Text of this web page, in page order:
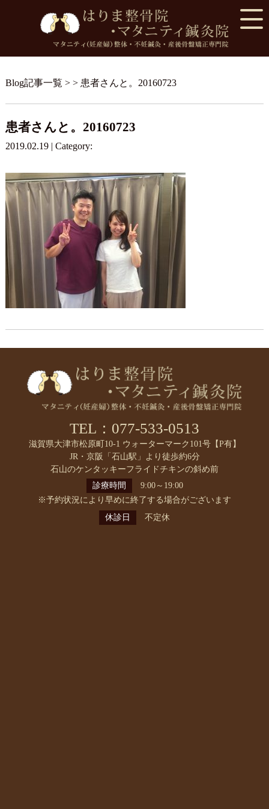
Blog記事一覧 > > 患者さんと。20160723
患者さんと。20160723
2019.02.19 | Category:
TEL：077-533-0513
滋賀県大津市松原町10-1 ウォーターマーク101号【P有】
JR・京阪「石山駅」より徒歩約6分
石山のケンタッキーフライドチキンの斜め前
診療時間
9:00～19:00
※予約状況により早めに終了する場合がございます
休診日
不定休